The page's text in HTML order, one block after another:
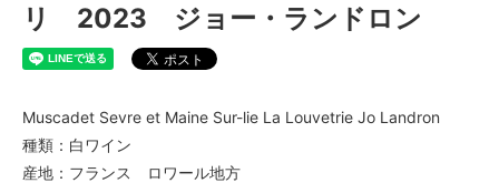
リ 2023 ジョー・ランドロン
Muscadet Sevre et Maine Sur-lie La Louvetrie Jo Landron
種類：白ワイン
産地：フランス ロワール地方